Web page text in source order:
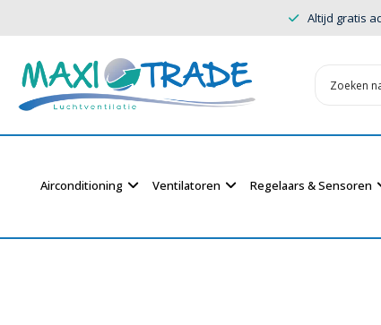
Altijd gratis
Airconditioning Ventilatoren Regelaars & Sensoren